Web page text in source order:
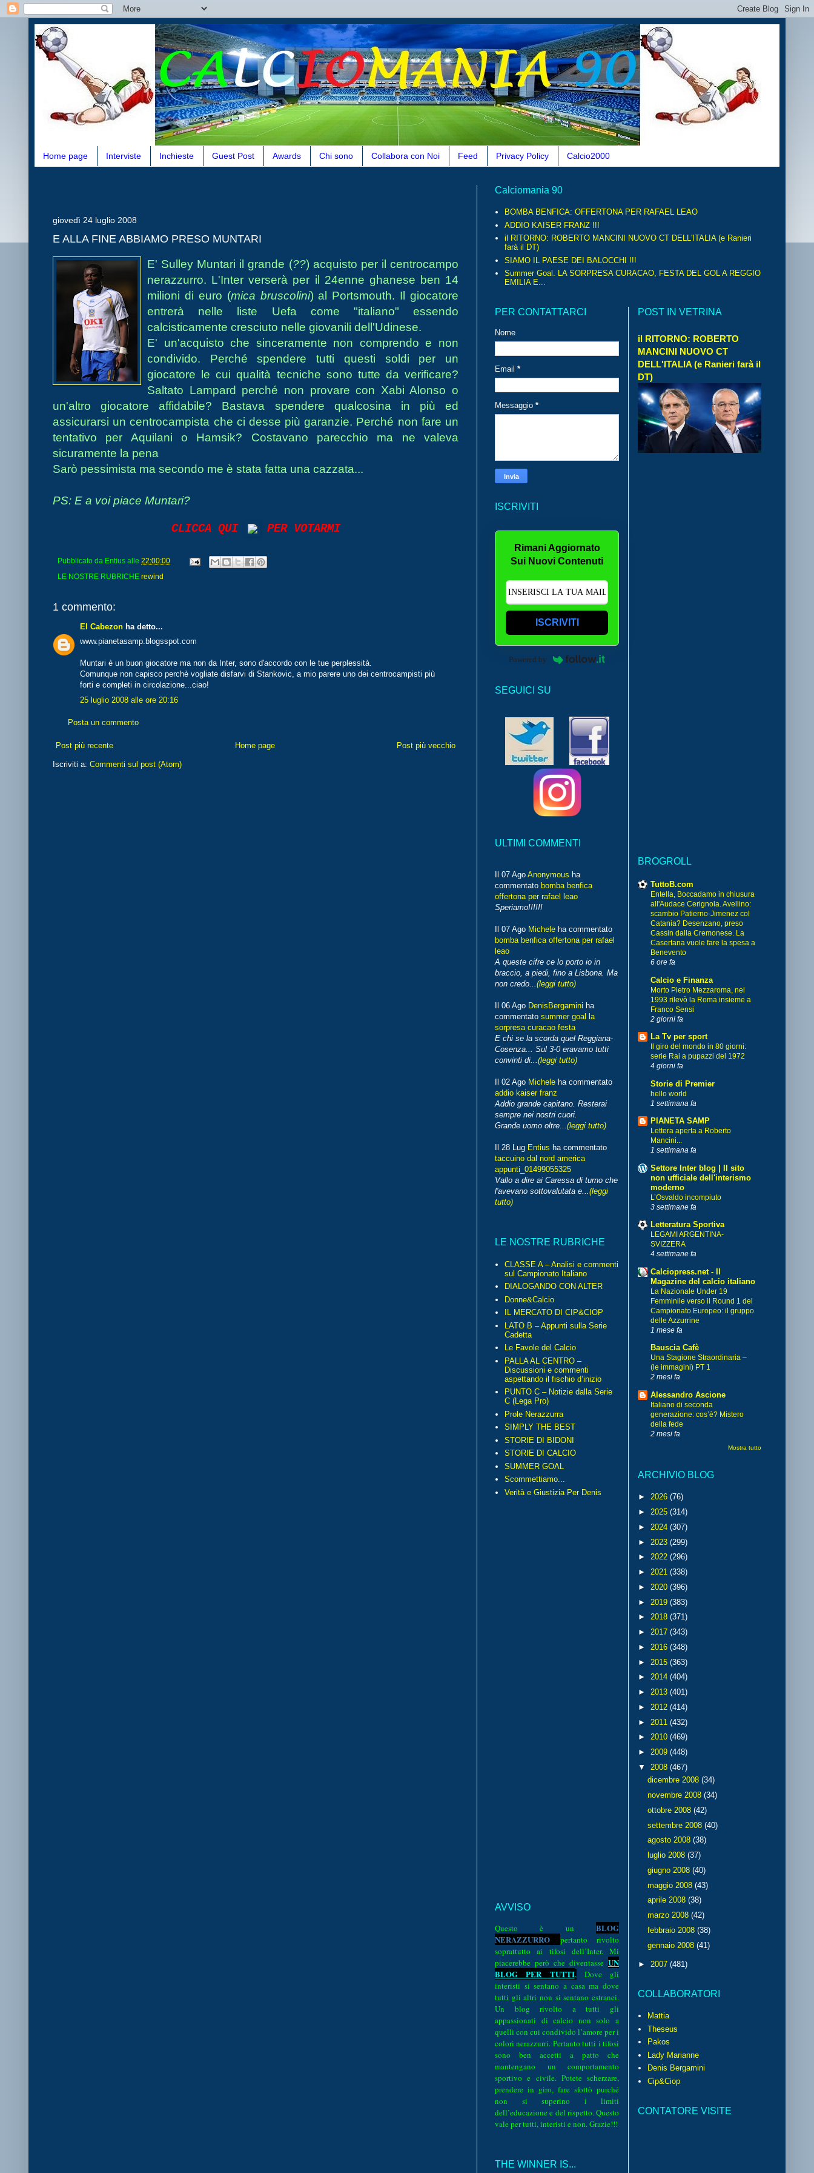
Home page Interviste Inchieste Guest Post Awards Chi sono Collabora con Noi Feed Privacy Policy Calcio2000
giovedì 24 luglio 2008
E ALLA FINE ABBIAMO PRESO MUNTARI
E' Sulley Muntari il grande (??) acquisto per il centrocampo
nerazzurro. L'Inter verserà per il 24enne ghanese ben 14
milioni di euro (mica bruscolini) al Portsmouth. Il giocatore
entrerà nelle liste Uefa come "italiano" essendo
calcisticamente cresciuto nelle giovanili dell'Udinese.
E' un'acquisto che sinceramente non comprendo e non
condivido. Perché spendere tutti questi soldi per un
giocatore le cui qualità tecniche sono tutte da verificare?
Saltato Lampard perché non provare con Xabi Alonso o
un'altro giocatore affidabile? Bastava spendere qualcosina in più ed
assicurarsi un centrocampista che ci desse più garanzie. Perché non fare un
tentativo per Aquilani o Hamsik? Costavano parecchio ma ne valeva
sicuramente la pena
Sarò pessimista ma secondo me è stata fatta una cazzata...
PS: E a voi piace Muntari?
CLICCA QUI PER VOTARMI
Pubblicato da Entius alle 22:00:00
LE NOSTRE RUBRICHE rewind
1 commento:
El Cabezon ha detto...
www.pianetasamp.blogsspot.com
Muntari è un buon giocatore ma non da Inter, sono d'accordo con le tue perplessità.
Comunque non capisco perchè vogliate disfarvi di Stankovic, a mio parere uno dei centrocampisti più
forti e completi in circolazione...ciao!
25 luglio 2008 alle ore 20:16
Posta un commento
Post più recente Post più vecchio
Home page
Iscriviti a: Commenti sul post (Atom)
Calciomania 90
BOMBA BENFICA: OFFERTONA PER RAFAEL LEAO
ADDIO KAISER FRANZ !!!
il RITORNO: ROBERTO MANCINI NUOVO CT DELL'ITALIA (e Ranieri
farà il DT)
SIAMO IL PAESE DEI BALOCCHI !!!
Summer Goal. LA SORPRESA CURACAO, FESTA DEL GOL A REGGIO
EMILIA E...
PER CONTATTARCI
Nome
Email *
Messaggio *
ISCRIVITI
Rimani Aggiornato
Sui Nuovi Contenuti
ISCRIVITI
Powered by
SEGUICI SU
ULTIMI COMMENTI
Il 07 Ago Anonymous ha
commentato bomba benfica
offertona per rafael leao
Speriamo!!!!!!
Il 07 Ago Michele ha commentato
bomba benfica offertona per rafael
leao
A queste cifre ce lo porto io in
braccio, a piedi, fino a Lisbona. Ma
non credo...(leggi tutto)
Il 06 Ago DenisBergamini ha
commentato summer goal la
sorpresa curacao festa
E chi se la scorda quel Reggiana-
Cosenza... Sul 3-0 eravamo tutti
convinti di...(leggi tutto)
Il 02 Ago Michele ha commentato
addio kaiser franz
Addio grande capitano. Resterai
sempre nei nostri cuori.
Grande uomo oltre...(leggi tutto)
Il 28 Lug Entius ha commentato
taccuino dal nord america
appunti_01499055325
Vallo a dire ai Caressa di turno che
l'avevano sottovalutata e...(leggi
tutto)
LE NOSTRE RUBRICHE
CLASSE A – Analisi e commenti
sul Campionato Italiano
DIALOGANDO CON ALTER
Donne&Calcio
IL MERCATO DI CIP&CIOP
LATO B – Appunti sulla Serie
Cadetta
Le Favole del Calcio
PALLA AL CENTRO –
Discussioni e commenti
aspettando il fischio d’inizio
PUNTO C – Notizie dalla Serie
C (Lega Pro)
Prole Nerazzurra
SIMPLY THE BEST
STORIE DI BIDONI
STORIE DI CALCIO
SUMMER GOAL
Scommettiamo...
Verità e Giustizia Per Denis
AVVISO
Questo è un BLOG
NERAZZURRO pertanto rivolto
soprattutto ai tifosi dell’Inter. Mi
piacerebbe però che diventasse UN
BLOG PER TUTTI.
Dove gli
interisti si sentano a casa ma dove
tutti gli altri non si sentano estranei.
Un blog rivolto a tutti gli
appassionati di calcio non solo a
quelli con cui condivido l’amore per i
colori nerazzurri. Pertanto tutti i tifosi
sono ben accetti a patto che
mantengano un comportamento
sportivo e civile. Potete scherzare,
prendere in giro, fare sfottò purché
non si superino i limiti
dell’educazione e del rispetto. Questo
vale per tutti, interisti e non. Grazie!!!
THE WINNER IS...
POST IN VETRINA
il RITORNO: ROBERTO
MANCINI NUOVO CT
DELL'ITALIA (e Ranieri farà il
DT)
BROGROLL
TuttoB.com
Entella, Boccadamo in chiusura
all'Audace Cerignola. Avellino:
scambio Patierno-Jimenez col
Catania? Desenzano, preso
Cassin dalla Cremonese. La
Casertana vuole fare la spesa a
Benevento
6 ore fa
Calcio e Finanza
Morto Pietro Mezzaroma, nel
1993 rilevò la Roma insieme a
Franco Sensi
2 giorni fa
La Tv per sport
Il giro del mondo in 80 giorni:
serie Rai a pupazzi del 1972
4 giorni fa
Storie di Premier
hello world
1 settimana fa
PIANETA SAMP
Lettera aperta a Roberto
Mancini...
1 settimana fa
Settore Inter blog | Il sito
non ufficiale dell'interismo
moderno
L’Osvaldo incompiuto
3 settimane fa
Letteratura Sportiva
LEGAMI ARGENTINA-
SVIZZERA
4 settimane fa
Calciopress.net - Il
Magazine del calcio italiano
La Nazionale Under 19
Femminile verso il Round 1 del
Campionato Europeo: il gruppo
delle Azzurrine
1 mese fa
Bauscia Cafè
Una Stagione Straordinaria –
(le immagini) PT 1
2 mesi fa
Alessandro Ascione
Italiano di seconda
generazione: cos’è? Mistero
della fede
2 mesi fa
Mostra tutto
ARCHIVIO BLOG
► 2026 (76)
► 2025 (314)
► 2024 (307)
► 2023 (299)
► 2022 (296)
► 2021 (338)
► 2020 (396)
► 2019 (383)
► 2018 (371)
► 2017 (343)
► 2016 (348)
► 2015 (363)
► 2014 (404)
► 2013 (401)
► 2012 (414)
► 2011 (432)
► 2010 (469)
► 2009 (448)
▼ 2008 (467)
dicembre 2008 (34)
novembre 2008 (34)
ottobre 2008 (42)
settembre 2008 (40)
agosto 2008 (38)
luglio 2008 (37)
giugno 2008 (40)
maggio 2008 (43)
aprile 2008 (38)
marzo 2008 (42)
febbraio 2008 (38)
gennaio 2008 (41)
► 2007 (481)
COLLABORATORI
Mattia
Theseus
Pakos
Lady Marianne
Denis Bergamini
Cip&Ciop
CONTATORE VISITE